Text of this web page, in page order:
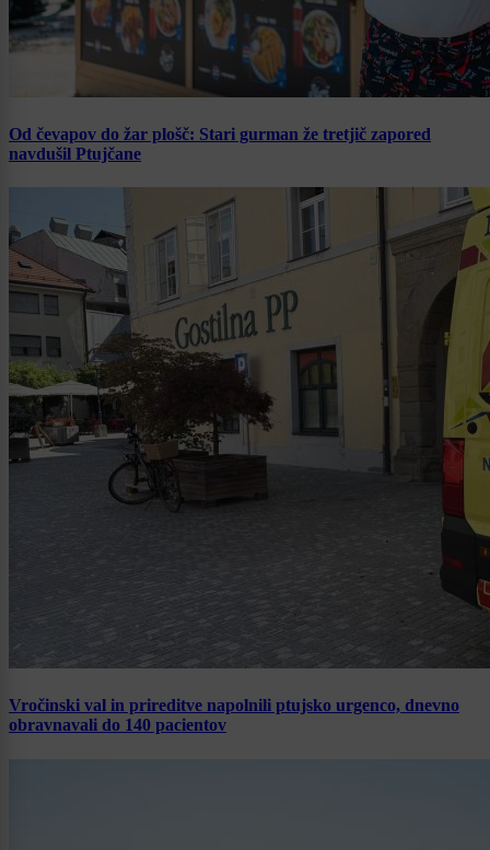
Od čevapov do žar plošč: Stari gurman že tretjič zapored
navdušil Ptujčane
Vročinski val in prireditve napolnili ptujsko urgenco, dnevno
obravnavali do 140 pacientov